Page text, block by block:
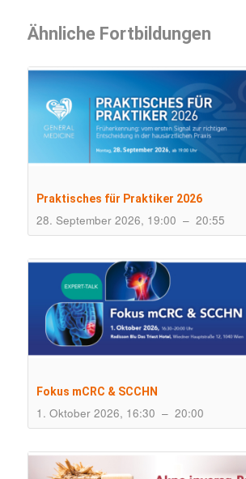
Ähnliche Fortbildungen
Praktisches für Praktiker 2026
28. September 2026, 19:00 – 20:55
Fokus mCRC & SCCHN
1. Oktober 2026, 16:30 – 20:00